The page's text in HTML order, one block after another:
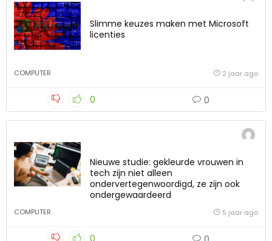
Slimme keuzes maken met Microsoft
licenties
COMPUTER 2 jaar ago
0 0
Nieuwe studie: gekleurde vrouwen in
tech zijn niet alleen
ondervertegenwoordigd, ze zijn ook
ondergewaardeerd
COMPUTER 5 jaar ago
0